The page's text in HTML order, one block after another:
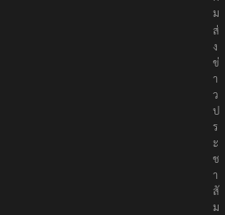
ม
ส่
ง
ข่
า
ว
ป
ร
ะ
ช
า
สั
ม